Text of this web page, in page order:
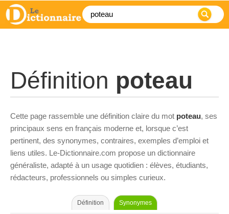
Définition poteau
Cette page rassemble une définition claire du mot poteau, ses
principaux sens en français moderne et, lorsque c’est
pertinent, des synonymes, contraires, exemples d’emploi et
liens utiles. Le-Dictionnaire.com propose un dictionnaire
généraliste, adapté à un usage quotidien : élèves, étudiants,
rédacteurs, professionnels ou simples curieux.
Définition Synonymes